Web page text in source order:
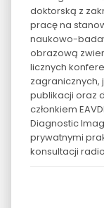
doktorską z
pracę na
naukowo-
obrazową
licznych
zagranicznych,
publikacji oraz
członkiem
Diagnostic
prywatnymi
konsultacji